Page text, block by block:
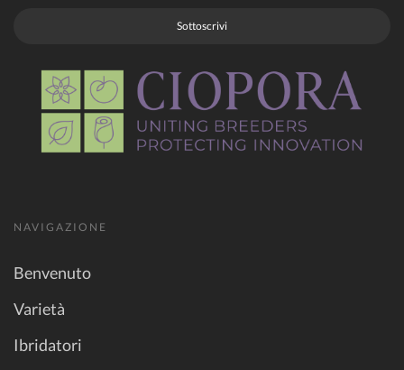
Sottoscrivi
NAVIGAZIONE
Benvenuto
Varietà
Ibridatori